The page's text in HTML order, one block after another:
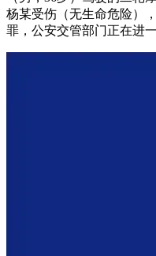
杨某受伤（无生命危险）
罪，公安交管部门正在进